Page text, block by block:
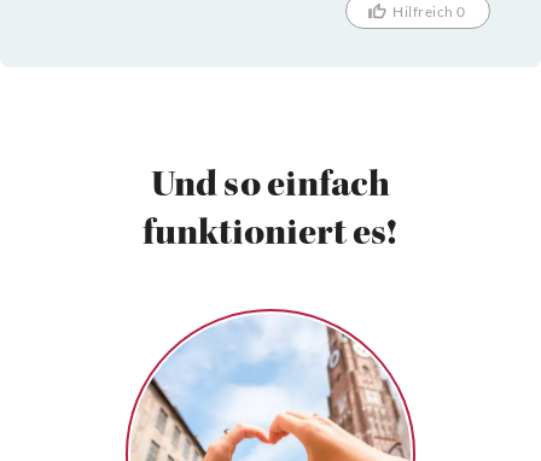
Hilfreich 0
Und so einfach
funktioniert es!